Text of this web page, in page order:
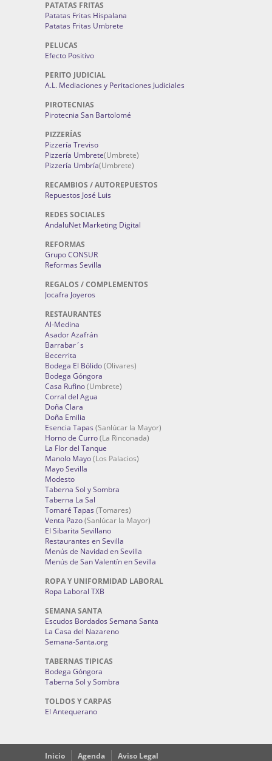
PATATAS FRITAS
Patatas Fritas Hispalana
Patatas Fritas Umbrete
PELUCAS
Efecto Positivo
PERITO JUDICIAL
A.L. Mediaciones y Peritaciones Judiciales
PIROTECNIAS
Pirotecnia San Bartolomé
PIZZERÍAS
Pizzería Treviso
Pizzería Umbrete(Umbrete)
Pizzería Umbría(Umbrete)
RECAMBIOS / AUTOREPUESTOS
Repuestos José Luis
REDES SOCIALES
AndaluNet Marketing Digital
REFORMAS
Grupo CONSUR
Reformas Sevilla
REGALOS / COMPLEMENTOS
Jocafra Joyeros
RESTAURANTES
Al-Medina
Asador Azafrán
Barrabar´s
Becerrita
Bodega El Bólido(Olivares)
Bodega Góngora
Casa Rufino(Umbrete)
Corral del Agua
Doña Clara
Doña Emilia
Esencia Tapas (Sanlúcar la Mayor)
Horno de Curro(La Rinconada)
La Flor del Tanque
Manolo Mayo(Los Palacios)
Mayo Sevilla
Modesto
Taberna Sol y Sombra
Taberna La Sal
Tomaré Tapas (Tomares)
Venta Pazo(Sanlúcar la Mayor)
El Sibarita Sevillano
Restaurantes en Sevilla
Menús de Navidad en Sevilla
Menús de San Valentín en Sevilla
ROPA Y UNIFORMIDAD LABORAL
Ropa Laboral TXB
SEMANA SANTA
Escudos Bordados Semana Santa
La Casa del Nazareno
Semana-Santa.org
TABERNAS TIPICAS
Bodega Góngora
Taberna Sol y Sombra
TOLDOS Y CARPAS
El Antequerano
Inicio Agenda Aviso Legal